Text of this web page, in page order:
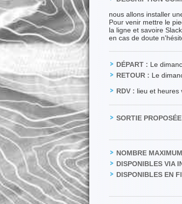
nous allons installer
Pour venir mettre le
la ligne et savoire
en cas de doute
DÉPART : Le
RETOUR : Le
RDV : lieu et heures
SORTIE
NOMBRE
DISPONIBLES VIA
DISPONIBLES EN